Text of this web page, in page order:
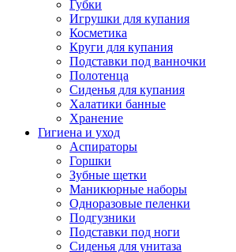
Губки
Игрушки для купания
Косметика
Круги для купания
Подставки под ванночки
Полотенца
Сиденья для купания
Халатики банные
Хранение
Гигиена и уход
Аспираторы
Горшки
Зубные щетки
Маникюрные наборы
Одноразовые пеленки
Подгузники
Подставки под ноги
Сиденья для унитаза